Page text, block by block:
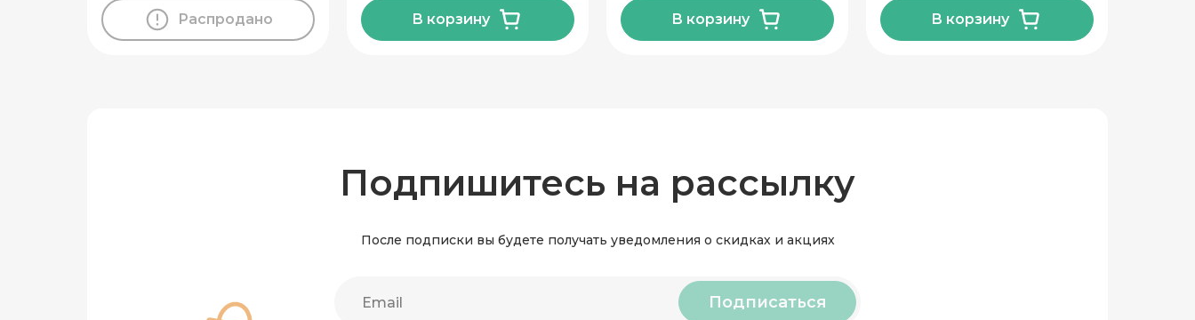
Распродано В корзину В корзину В корзину
Подпишитесь на рассылку
После подписки вы будете получать уведомления о скидках и акциях
Подписаться